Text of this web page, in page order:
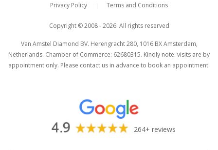
Privacy Policy | Terms and Conditions
Copyright © 2008 - 2026. All rights reserved
Van Amstel Diamond BV. Herengracht 280, 1016 BX Amsterdam,
Netherlands. Chamber of Commerce: 62680315. Kindly note: visits are by
appointment only. Please contact us in advance to book an appointment.
264+ reviews